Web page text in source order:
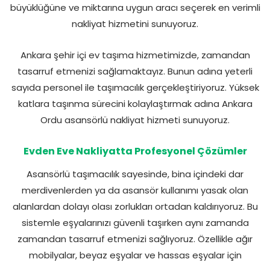
büyüklüğüne ve miktarına uygun aracı seçerek en verimli
nakliyat hizmetini sunuyoruz.
Ankara şehir içi ev taşıma hizmetimizde, zamandan
tasarruf etmenizi sağlamaktayız. Bunun adına yeterli
sayıda personel ile taşımacılık gerçekleştiriyoruz. Yüksek
katlara taşınma sürecini kolaylaştırmak adına Ankara
Ordu asansörlü nakliyat hizmeti sunuyoruz.
Evden Eve Nakliyatta Profesyonel Çözümler
Asansörlü taşımacılık sayesinde, bina içindeki dar
merdivenlerden ya da asansör kullanımı yasak olan
alanlardan dolayı olası zorlukları ortadan kaldırıyoruz. Bu
sistemle eşyalarınızı güvenli taşırken aynı zamanda
zamandan tasarruf etmenizi sağlıyoruz. Özellikle ağır
mobilyalar, beyaz eşyalar ve hassas eşyalar için